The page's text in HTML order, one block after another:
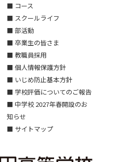
■ コース
■ スクールライフ
■ 部活動
■ 卒業生の皆さま
■ 教職員採用
■ 個人情報保護方針
■ いじめ防止基本方針
■ 学校評価についてのご報告
■ 中学校 2027年春開設のお
知らせ
■ サイトマップ